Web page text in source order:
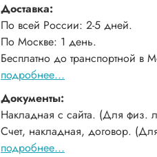
Доставка:
По всей России: 2-5 дней.
По Москве: 1 день.
Бесплатно до транспортной в
подробнее...
Документы:
Накладная с сайта. (Для физ.
Счет, накладная, договор.
подробнее...